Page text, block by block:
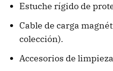
Estuche rígido de
Cable de carga
colección).
Accesorios de